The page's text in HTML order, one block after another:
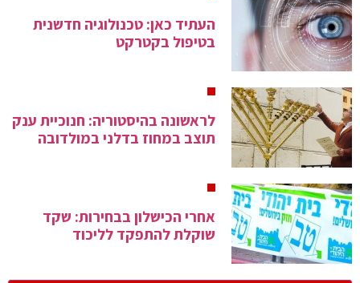
העתיד כאן: טכנולוגיה חדשנית
בטיפול בקטרקט
לראשונה בהיסטוריה: חנוכיית ענק
תוצב במחוז בדלני במולדובה
אחרי הכישלון בבחירות: שקד
שוקלת להתפקד לליכוד